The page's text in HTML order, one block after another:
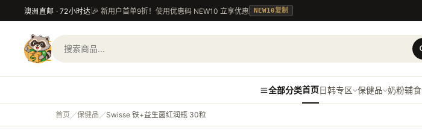
澳洲直邮 · 72小时达 🎉 新用户首单9折！使用优惠码 NEW10 立享优惠 NEW10复制
全部分类首页日韩专区 保健品 奶粉辅食
首页／保健品／Swisse 铁+益生菌红润瓶 30粒